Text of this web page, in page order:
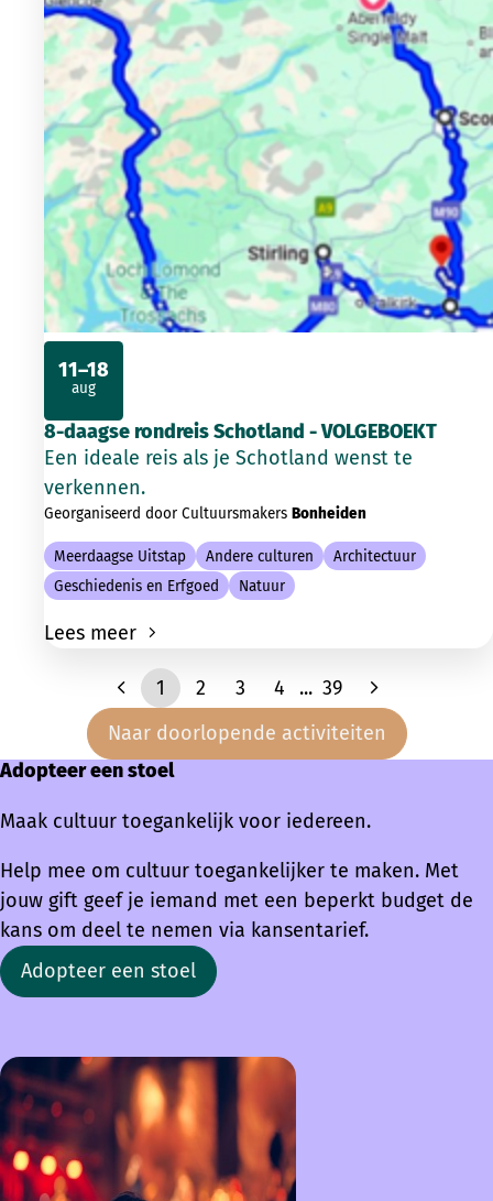
8-daagse rondreis Schotland - VOLGEBOEKT
Een ideale reis als je Schotland wenst te
verkennen.
Georganiseerd door Cultuursmakers Bonheiden
Meerdaagse Uitstap Andere culturen
Architectuur
Geschiedenis en Erfgoed
Natuur
Lees meer
11–18
aug
2026
1 2 3 4 ... 39
Naar doorlopende activiteiten
Adopteer een stoel
Maak cultuur toegankelijk voor iedereen.
Help mee om cultuur toegankelijker te maken. Met
jouw gift geef je iemand met een beperkt budget de
kans om deel te nemen via kansentarief.
Adopteer een stoel